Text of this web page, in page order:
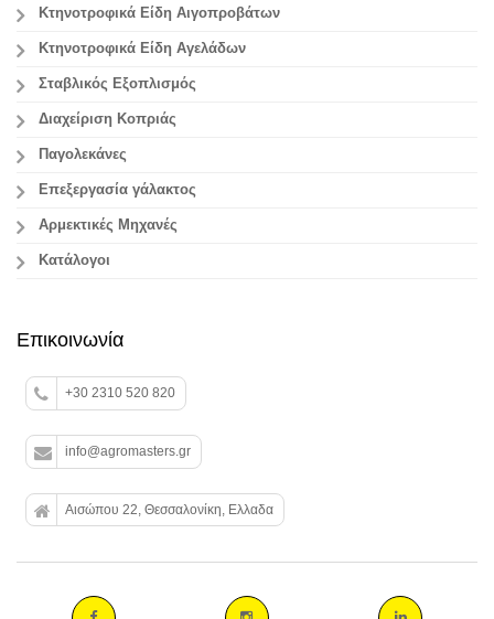
Κτηνοτροφικά Είδη Αιγοπροβάτων
Κτηνοτροφικά Είδη Αγελάδων
Σταβλικός Εξοπλισμός
Διαχείριση Κοπριάς
Παγολεκάνες
Επεξεργασία γάλακτος
Aρμεκτικές Μηχανές
Κατάλογοι
Επικοινωνία
+30 2310 520 820
info@agromasters.gr
Αισώπου 22, Θεσσαλονίκη, Ελλαδα